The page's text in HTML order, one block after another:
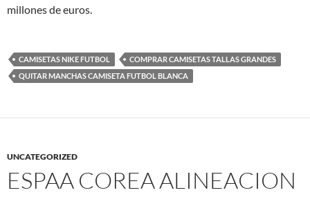
millones de euros.
CAMISETAS NIKE FUTBOL
COMPRAR CAMISETAS TALLAS GRANDES
QUITAR MANCHAS CAMISETA FUTBOL BLANCA
UNCATEGORIZED
ESPAA COREA ALINEACION